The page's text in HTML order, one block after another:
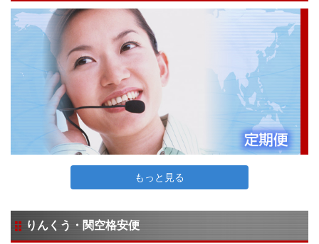
もっと見る
りんくう・関空格安便